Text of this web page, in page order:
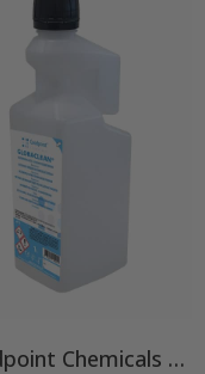
Goodpoint Chemicals Globaclean® instrumenttien desinfiointiaine, 1L